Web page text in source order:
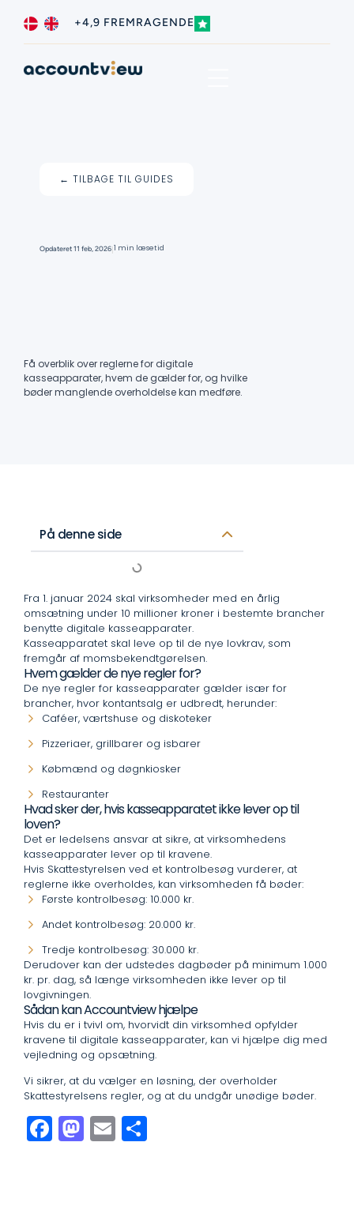
+4,9 FREMRAGENDE
← TILBAGE TIL GUIDES
Opdateret11 feb, 2026I1 min læsetid
Få overblik over reglerne for digitale
kasseapparater, hvem de gælder for, og hvilke
bøder manglende overholdelse kan medføre.
På denne side
Fra 1. januar 2024 skal virksomheder med en årlig
omsætning under 10 millioner kroner i bestemte brancher
benytte digitale kasseapparater.
Kasseapparatet skal leve op til de nye lovkrav, som
fremgår af momsbekendtgørelsen.
Hvem gælder de nye regler for?
De nye regler for kasseapparater gælder især for
brancher, hvor kontantsalg er udbredt, herunder:
Caféer, værtshuse og diskoteker
Pizzeriaer, grillbarer og isbarer
Købmænd og døgnkiosker
Restauranter
Hvad sker der, hvis kasseapparatet ikke lever op til
loven?
Det er ledelsens ansvar at sikre, at virksomhedens
kasseapparater lever op til kravene.
Hvis Skattestyrelsen ved et kontrolbesøg vurderer, at
reglerne ikke overholdes, kan virksomheden få bøder:
Første kontrolbesøg: 10.000 kr.
Andet kontrolbesøg: 20.000 kr.
Tredje kontrolbesøg: 30.000 kr.
Derudover kan der udstedes dagbøder på minimum 1.000
kr. pr. dag, så længe virksomheden ikke lever op til
lovgivningen.
Sådan kan Accountview hjælpe
Hvis du er i tvivl om, hvorvidt din virksomhed opfylder
kravene til digitale kasseapparater, kan vi hjælpe dig med
vejledning og opsætning.
Vi sikrer, at du vælger en løsning, der overholder
Skattestyrelsens regler, og at du undgår unødige bøder.
Facebook
Mastodon
Email